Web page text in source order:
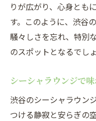
りが広がり、心身とも
す。このように、渋谷
騒々しさを忘れ、特別
のスポットとなるでしょ
シーシャラウンジで
渋谷のシーシャラウン
つける静寂と安らぎの